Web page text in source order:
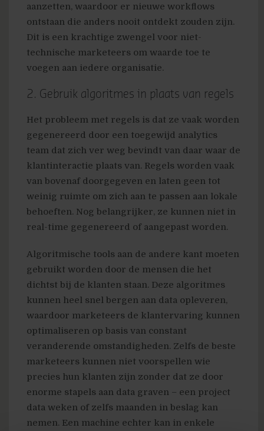
aanzetten, waardoor er nieuwe workflows
ontstaan die anders nooit ontdekt zouden zijn.
Dit is een krachtige zwengel voor niet-
technische marketeers om waarde toe te
voegen aan iedere organisatie.
2. Gebruik algoritmes in plaats van regels
Het probleem met regels is dat ze vaak worden
gegenereerd door een toegewijd analytics
team dat zich ver weg bevindt van daar waar de
klantinteractie plaats van. Regels worden vaak
van bovenaf doorgegeven en laten geen tot
weinig ruimte om zich aan te passen aan lokale
behoeften. Nog belangrijker, ze kunnen niet in
real-time gegenereerd of aangepast worden.
Algoritmische tools aan de andere kant moeten
gebruikt worden door de mensen die het
dichtst bij de klanten staan. Deze algoritmes
kunnen heel snel bergen aan data opleveren,
waardoor marketeers de klantervaring kunnen
optimaliseren op basis van constant
veranderende omstandigheden. Zelfs de beste
marketeers kunnen niet voorspellen wie
precies hun klanten zijn zonder dat ze door
enorme stapels aan data graven – een project
data weken of zelfs maanden in beslag kan
nemen. Een machine echter kan in enkele